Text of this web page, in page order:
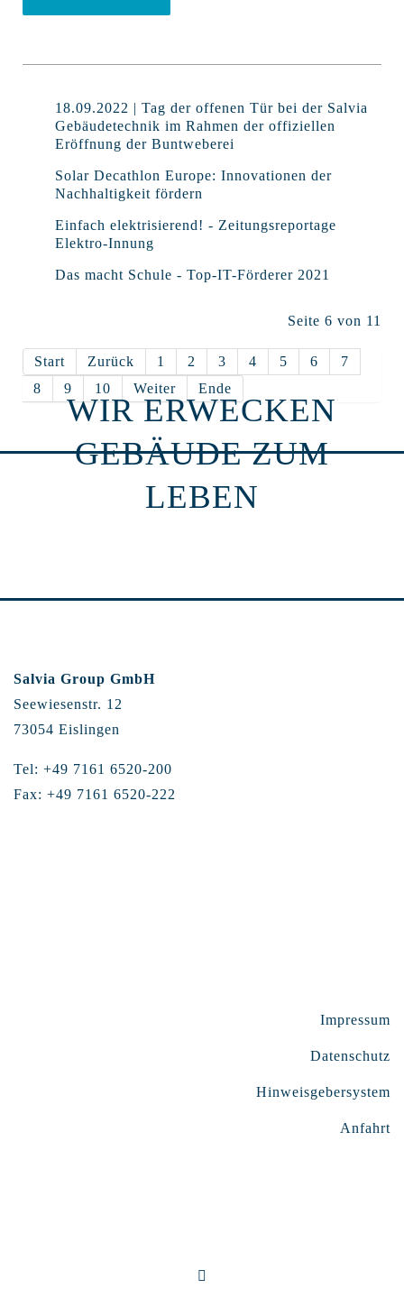
18.09.2022 | Tag der offenen Tür bei der Salvia
Gebäudetechnik im Rahmen der offiziellen
Eröffnung der Buntweberei
Solar Decathlon Europe: Innovationen der
Nachhaltigkeit fördern
Einfach elektrisierend! - Zeitungsreportage
Elektro-Innung
Das macht Schule - Top-IT-Förderer 2021
Seite 6 von 11
Start Zurück 1 2 3 4 5 6
7
8
9 10 Weiter Ende
WIR ERWECKEN
GEBÄUDE ZUM
LEBEN
Salvia Group GmbH
Seewiesenstr. 12
73054 Eislingen
Tel: +49 7161 6520-200
Fax: +49 7161 6520-222
Impressum
Datenschutz
Hinweisgebersystem
Anfahrt